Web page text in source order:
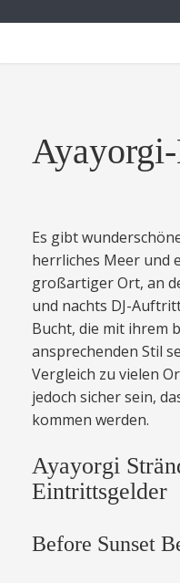
Es gibt
herrliches Meer und
großartiger Ort, an
und nachts DJ-
Bucht, die mit ihrem
ansprechenden Stil
Vergleich zu vielen
jedoch sicher sein,
kommen werden.
Ayayorgi
Eintrittsgelder
Before Sunset